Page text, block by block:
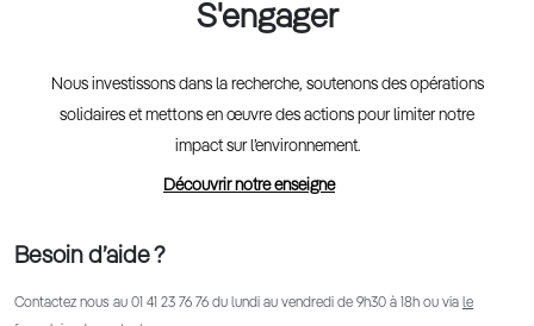
S'engager
Nous investissons dans la recherche, soutenons des opérations
solidaires et mettons en œuvre des actions pour limiter notre
impact sur l’environnement.
Découvrir notre enseigne
Besoin d’aide ?
Contactez nous au 01 41 23 76 76 du lundi au vendredi de 9h30 à 18h ou via le